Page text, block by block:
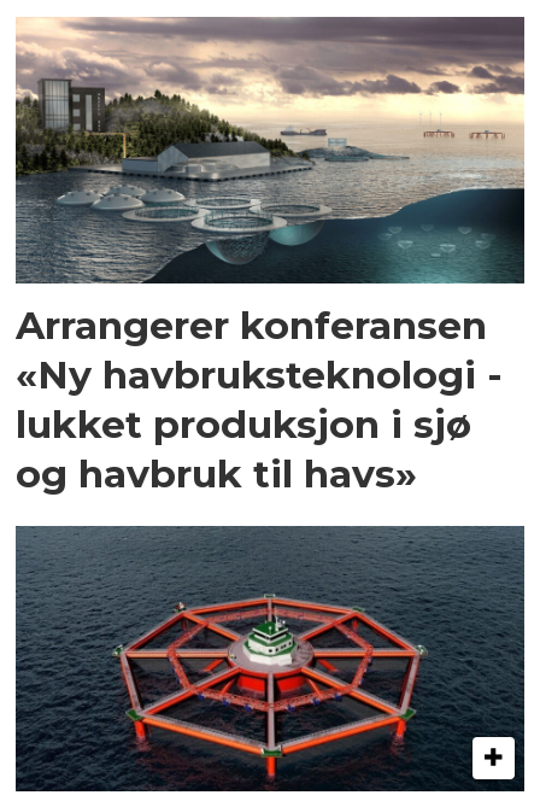
Arrangerer konferansen
«Ny havbruksteknologi -
lukket produksjon i sjø
og havbruk til havs»